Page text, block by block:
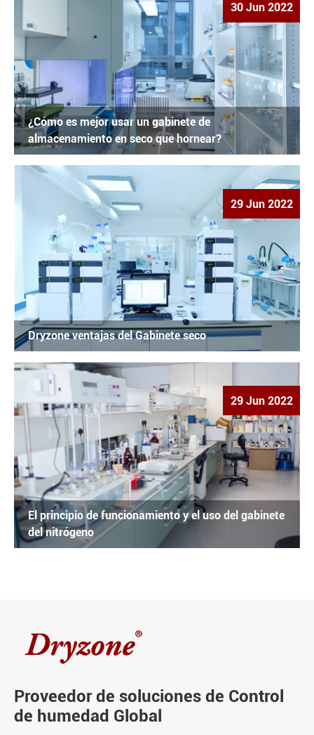
30 Jun 2022
¿Cómo es mejor usar un gabinete de
almacenamiento en seco que hornear?
29 Jun 2022
Dryzone ventajas del Gabinete seco
29 Jun 2022
El principio de funcionamiento y el uso del gabinete
del nitrógeno
Proveedor de soluciones de Control
de humedad Global